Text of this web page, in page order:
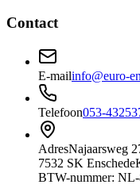
Contact
E-mailinfo@euro-
Telefoon053-
AdresNajaarsweg
7532 SK Enschede
BTW-nummer: